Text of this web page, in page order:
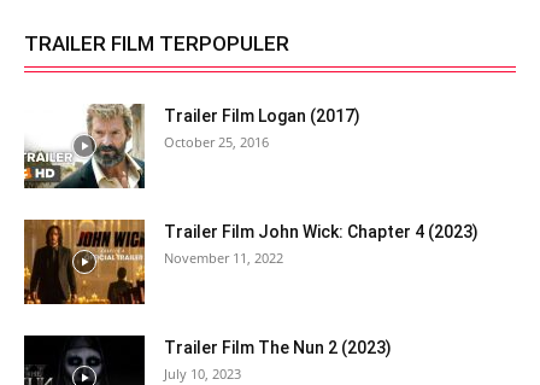
TRAILER FILM TERPOPULER
Trailer Film Logan (2017)
October 25, 2016
Trailer Film John Wick: Chapter 4 (2023)
November 11, 2022
Trailer Film The Nun 2 (2023)
July 10, 2023